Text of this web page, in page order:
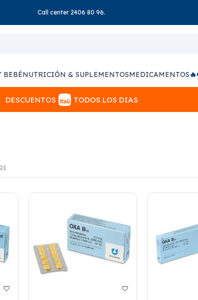
Call center 2406 80 96.
BEBÉNUTRICIÓN & SUPLEMENTOSMEDICAMENTOS
DESCUENTOS TODOS LOS DIAS